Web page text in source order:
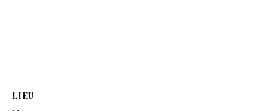
LIEU